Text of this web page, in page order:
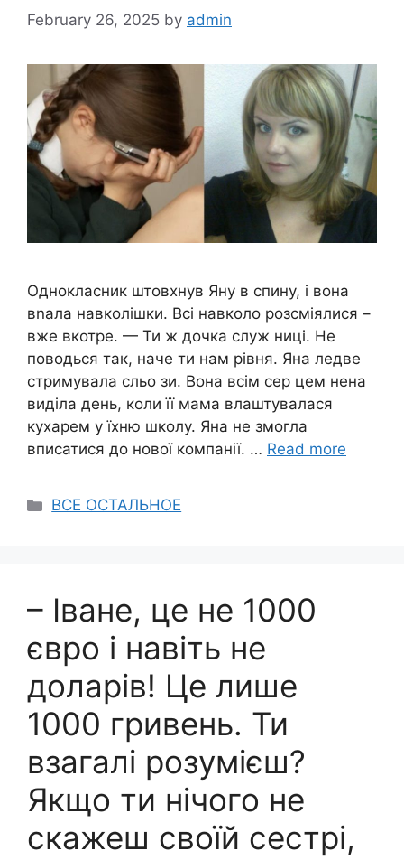
February 26, 2025 by admin
Однокласник штовхнув Яну в спину, і вона
вnала навколішки. Всі навколо розсміялися –
вже вкотре. — Ти ж дочка служ ниці. Не
поводься так, наче ти нам рівня. Яна ледве
стримувала сльо зи. Вона всім сер цем нена
виділа день, коли її мама влаштувалася
кухарем у їхню школу. Яна не змогла
вписатися до нової компанії. … Read more
Categories
ВСЕ ОСТАЛЬНОЕ
– Іване, це не 1000
євро і навіть не
доларів! Це лише
1000 гривень. Ти
взагалі розумієш?
Якщо ти нічого не
скажеш своїй сестрі,